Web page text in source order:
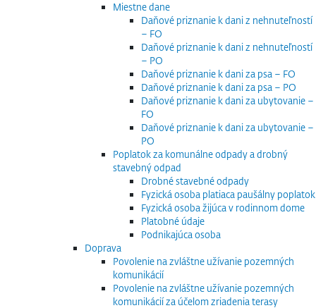
Miestne dane
Daňové priznanie k dani z nehnuteľností
– FO
Daňové priznanie k dani z nehnuteľností
– PO
Daňové priznanie k dani za psa – FO
Daňové priznanie k dani za psa – PO
Daňové priznanie k dani za ubytovanie –
FO
Daňové priznanie k dani za ubytovanie –
PO
Poplatok za komunálne odpady a drobný
stavebný odpad
Drobné stavebné odpady
Fyzická osoba platiaca paušálny poplatok
Fyzická osoba žijúca v rodinnom dome
Platobné údaje
Podnikajúca osoba
Doprava
Povolenie na zvláštne užívanie pozemných
komunikácií
Povolenie na zvláštne užívanie pozemných
komunikácií za účelom zriadenia terasy